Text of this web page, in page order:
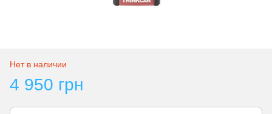
Нет в наличии
4 950 грн